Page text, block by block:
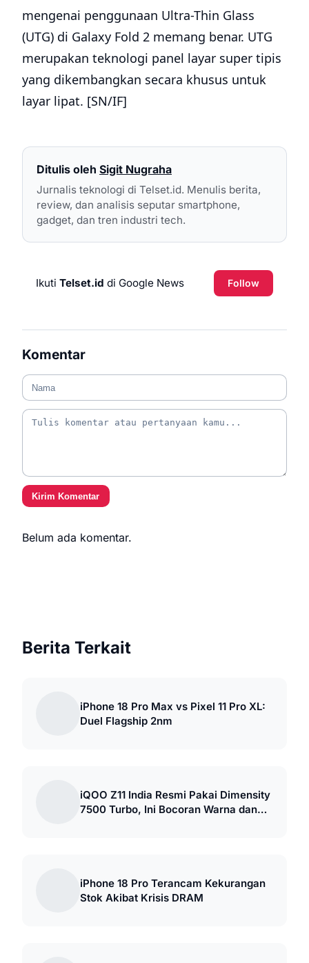
mengenai penggunaan Ultra-Thin Glass
(UTG) di Galaxy Fold 2 memang benar. UTG
merupakan teknologi panel layar super tipis
yang dikembangkan secara khusus untuk
layar lipat. [SN/IF]
Ditulis oleh Sigit Nugraha
Jurnalis teknologi di Telset.id. Menulis berita,
review, dan analisis seputar smartphone,
gadget, dan tren industri tech.
Ikuti Telset.id di Google News Follow
Komentar
Kirim Komentar
Belum ada komentar.
Berita Terkait
iPhone 18 Pro Max vs Pixel 11 Pro XL:
Duel Flagship 2nm
iQOO Z11 India Resmi Pakai Dimensity
7500 Turbo, Ini Bocoran Warna dan
iPhone 18 Pro Terancam Kekurangan
Stok Akibat Krisis DRAM